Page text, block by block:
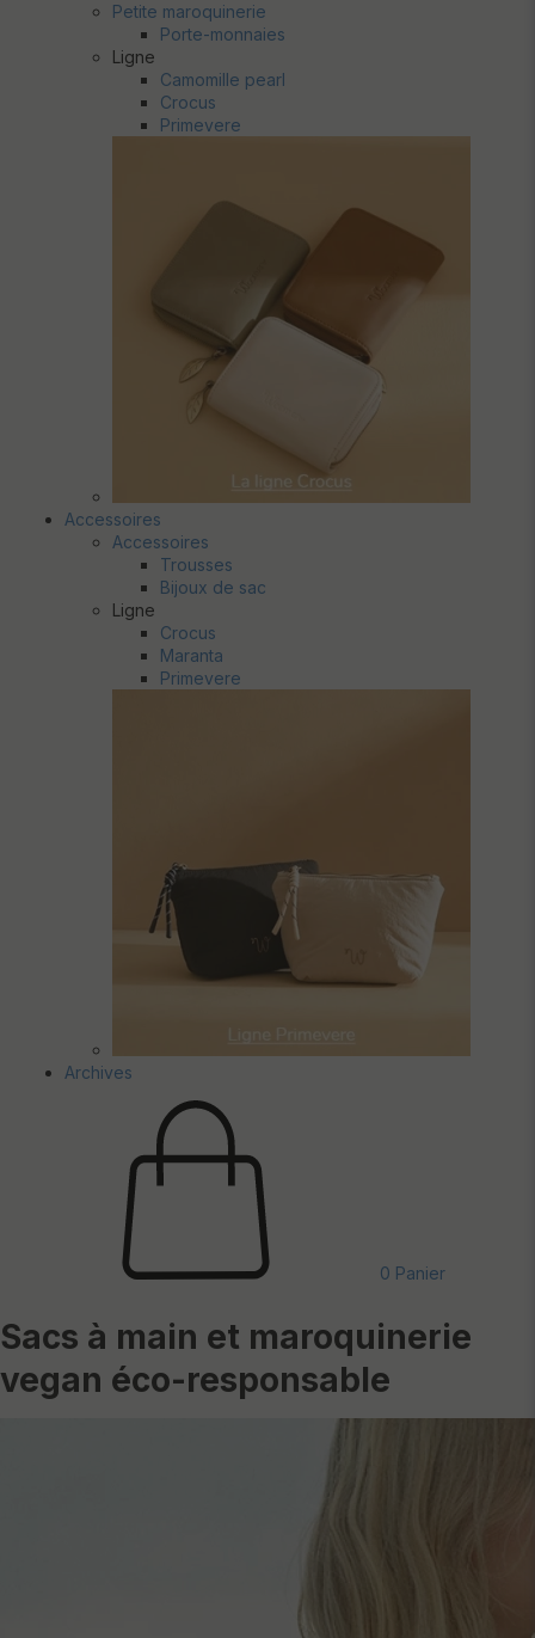
Petite maroquinerie
Porte-monnaies
Ligne
Camomille pearl
Crocus
Primevere
Accessoires
Accessoires
Trousses
Bijoux de sac
Ligne
Crocus
Maranta
Primevere
Archives
0 Panier
Sacs à main et maroquinerie
vegan éco-responsable